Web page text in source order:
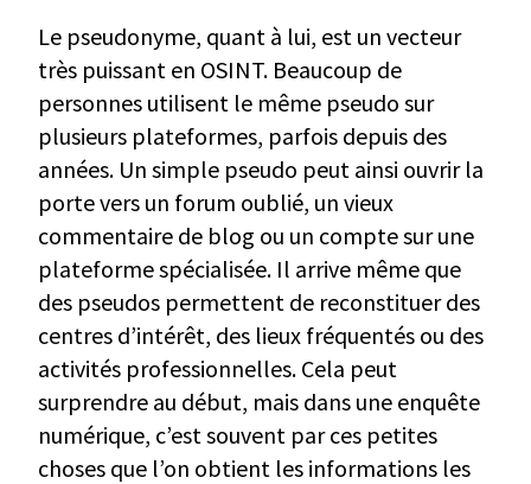
Le pseudonyme, quant à lui, est un vecteur
très puissant en OSINT. Beaucoup de
personnes utilisent le même pseudo sur
plusieurs plateformes, parfois depuis des
années. Un simple pseudo peut ainsi ouvrir la
porte vers un forum oublié, un vieux
commentaire de blog ou un compte sur une
plateforme spécialisée. Il arrive même que
des pseudos permettent de reconstituer des
centres d’intérêt, des lieux fréquentés ou des
activités professionnelles. Cela peut
surprendre au début, mais dans une enquête
numérique, c’est souvent par ces petites
choses que l’on obtient les informations les